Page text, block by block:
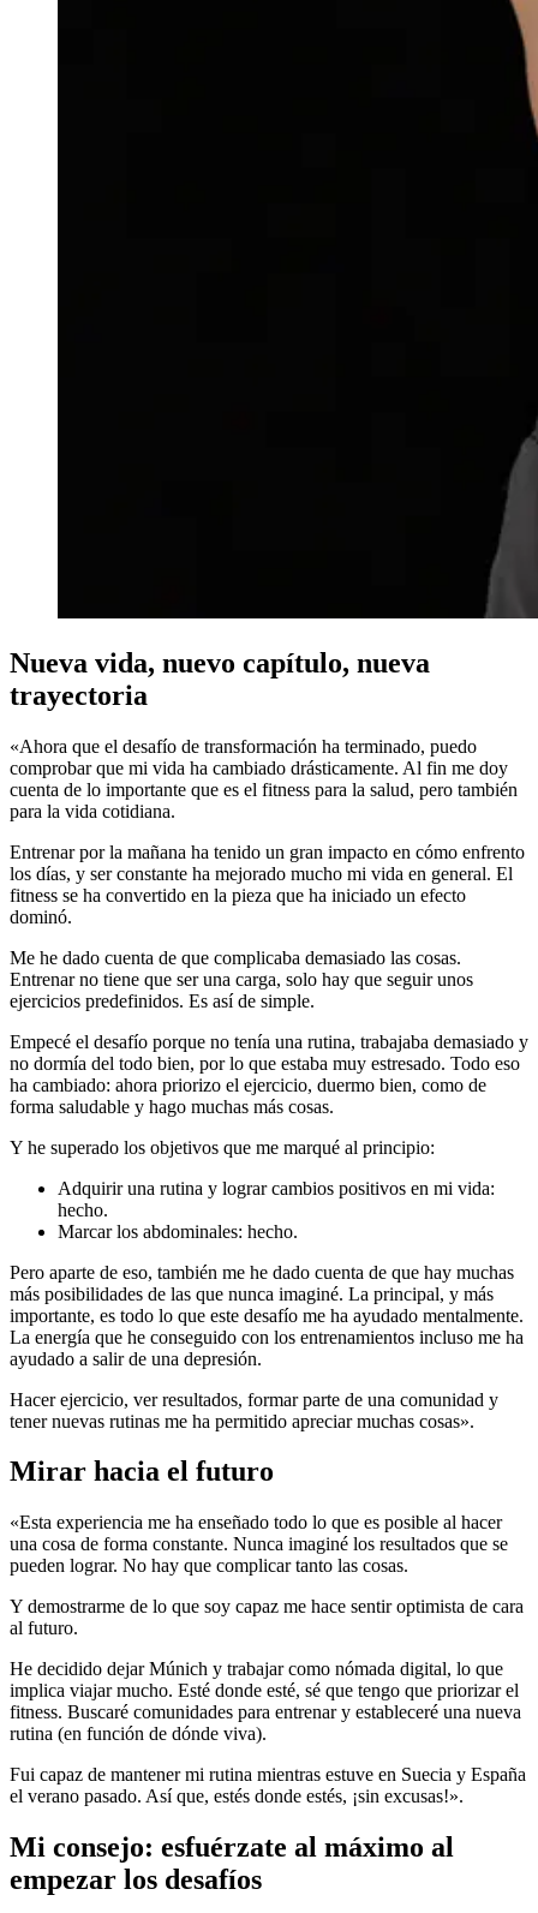
Nueva vida, nuevo capítulo, nueva
trayectoria
«Ahora que el desafío de transformación ha terminado, puedo
comprobar que mi vida ha cambiado drásticamente. Al fin me doy
cuenta de lo importante que es el fitness para la salud, pero también
para la vida cotidiana.
Entrenar por la mañana ha tenido un gran impacto en cómo enfrento
los días, y ser constante ha mejorado mucho mi vida en general. El
fitness se ha convertido en la pieza que ha iniciado un efecto
dominó.
Me he dado cuenta de que complicaba demasiado las cosas.
Entrenar no tiene que ser una carga, solo hay que seguir unos
ejercicios predefinidos. Es así de simple.
Empecé el desafío porque no tenía una rutina, trabajaba demasiado y
no dormía del todo bien, por lo que estaba muy estresado. Todo eso
ha cambiado: ahora priorizo el ejercicio, duermo bien, como de
forma saludable y hago muchas más cosas.
Y he superado los objetivos que me marqué al principio:
Adquirir una rutina y lograr cambios positivos en mi vida:
hecho.
Marcar los abdominales: hecho.
Pero aparte de eso, también me he dado cuenta de que hay muchas
más posibilidades de las que nunca imaginé. La principal, y más
importante, es todo lo que este desafío me ha ayudado mentalmente.
La energía que he conseguido con los entrenamientos incluso me ha
ayudado a salir de una depresión.
Hacer ejercicio, ver resultados, formar parte de una comunidad y
tener nuevas rutinas me ha permitido apreciar muchas cosas».
Mirar hacia el futuro
«Esta experiencia me ha enseñado todo lo que es posible al hacer
una cosa de forma constante. Nunca imaginé los resultados que se
pueden lograr. No hay que complicar tanto las cosas.
Y demostrarme de lo que soy capaz me hace sentir optimista de cara
al futuro.
He decidido dejar Múnich y trabajar como nómada digital, lo que
implica viajar mucho. Esté donde esté, sé que tengo que priorizar el
fitness. Buscaré comunidades para entrenar y estableceré una nueva
rutina (en función de dónde viva).
Fui capaz de mantener mi rutina mientras estuve en Suecia y España
el verano pasado. Así que, estés donde estés, ¡sin excusas!».
Mi consejo: esfuérzate al máximo al
empezar los desafíos